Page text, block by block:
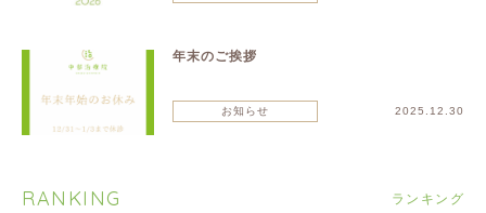
年末のご挨拶
お知らせ 2025.12.30
RANKING ランキング